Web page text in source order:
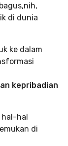
di dunia
ke dalam
kepribadian
hal-hal
di